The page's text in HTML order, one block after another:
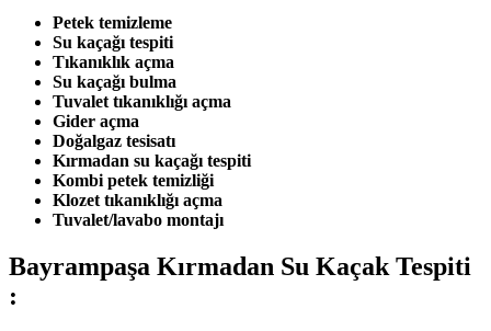
Petek temizleme
Su kaçağı tespiti
Tıkanıklık açma
Su kaçağı bulma
Tuvalet tıkanıklığı açma
Gider açma
Doğalgaz tesisatı
Kırmadan su kaçağı tespiti
Kombi petek temizliği
Klozet tıkanıklığı açma
Tuvalet/lavabo montajı
Bayrampaşa Kırmadan Su Kaçak Tespiti
: